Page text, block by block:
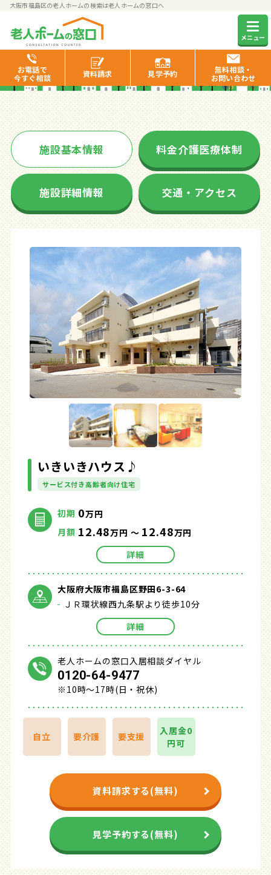
大阪市福島区の老人ホームの検索は老人ホームの窓口へ
メニュー
お電話で
今すぐ相談
資料請求 見学予約
無料相談・
お問い合わせ
いきいきハウス♪
施設基本情報 料金介護医療体制
施設詳細情報 交通・アクセス
いきいきハウス♪
サービス付き高齢者向け住宅
初期 0万円
月額 12.48万円 ～ 12.48万円
詳細
大阪府大阪市福島区野田6-3-64
ＪＲ環状線西九条駅より徒歩10分
詳細
老人ホームの窓口入居相談ダイヤル
0120-64-9477
※10時～17時(日・祝休)
自立 要介護 要支援
入居金0
円可
資料請求する(無料)
見学予約する(無料)